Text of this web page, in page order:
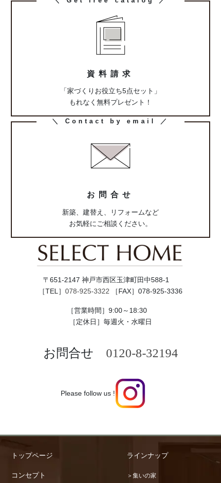
資料請求
「家づくりお役立ち5点セット」
もれなく無料プレゼント！
カ
＼ Contact by email ／
お問合せ
新築、建替え、リフォームなど
お気軽にご相談ください。
〒651-2147 神戸市西区玉津町田中588-1
［TEL］ 078-925-3322 ［FAX］078-925-3336
［営業時間］9:00～18:30
［定休日］毎週火・水曜日
お問合せ 0120-8-32194
Please follow us !
トップページ
コンセプト
ラインナップ
＞集いの家